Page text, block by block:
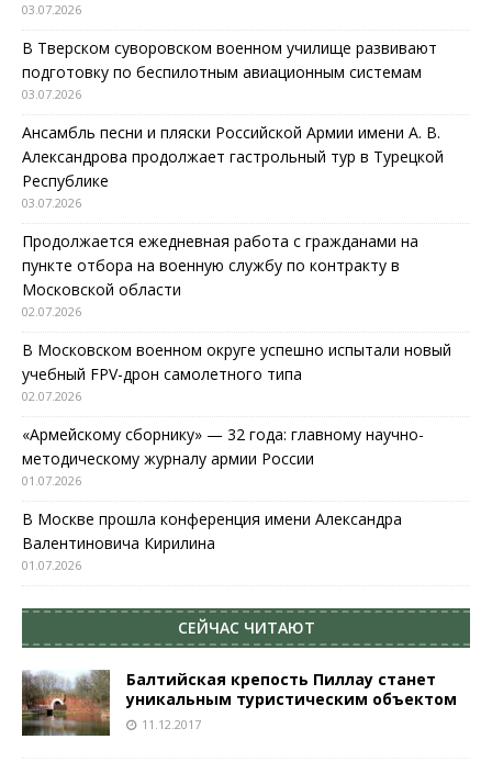
03.07.2026
В Тверском суворовском военном училище развивают
подготовку по беспилотным авиационным системам
03.07.2026
Ансамбль песни и пляски Российской Армии имени А. В.
Александрова продолжает гастрольный тур в Турецкой
Республике
03.07.2026
Продолжается ежедневная работа с гражданами на
пункте отбора на военную службу по контракту в
Московской области
02.07.2026
В Московском военном округе успешно испытали новый
учебный FPV-дрон самолетного типа
02.07.2026
«Армейскому сборнику» — 32 года: главному научно-
методическому журналу армии России
01.07.2026
В Москве прошла конференция имени Александра
Валентиновича Кирилина
01.07.2026
СЕЙЧАС ЧИТАЮТ
Балтийская крепость Пиллау станет
уникальным туристическим объектом
11.12.2017